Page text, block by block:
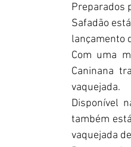
Preparados
Safadão
lançamento
Com uma
Caninana
vaquejada.
Disponível
também
vaquejada